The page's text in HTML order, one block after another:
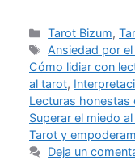
Categorías
Tarot Bizum,
Etiquetas
Ansiedad por
Cómo lidiar con
al tarot,
Lecturas honestas
Superar el miedo
Tarot y
Deja un